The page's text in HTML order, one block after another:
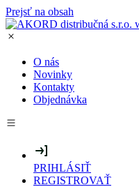
Prejsť na obsah
O nás
Novinky
Kontakty
Objednávka
PRIHLÁSIŤ
REGISTROVAŤ